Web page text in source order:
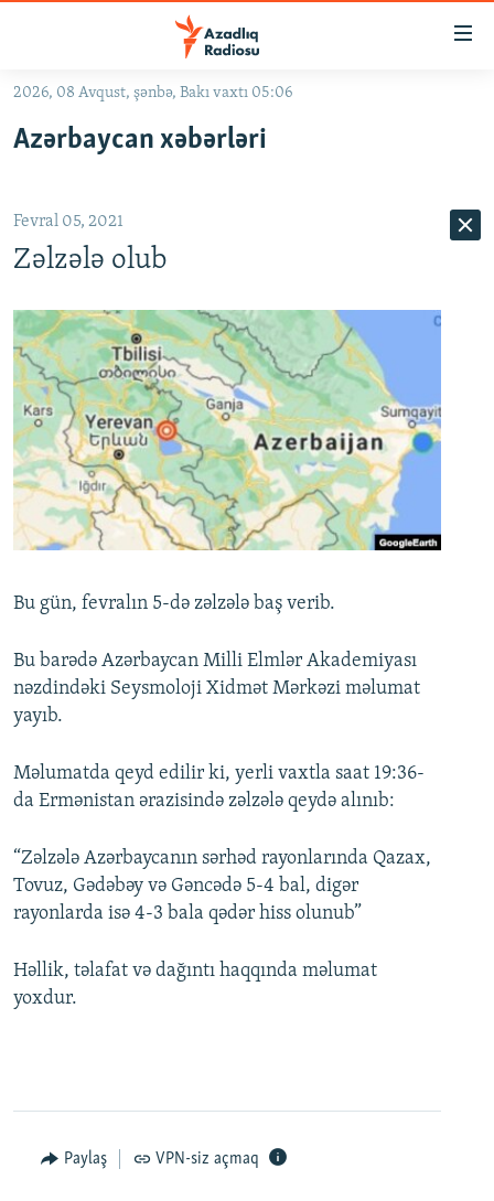
Əsas
qayıt
qayıt
Axtarışa
QANUNI DOĞRU
ARAŞDIRMA
MULTIMEDIA
VIDEO
FOTOQALEREYA
İNFOQRAFIKA
KARIKATURA
RADIO ARXIV
OXU ZALI
AZƏRBAYCAN ƏDƏBIYYATI KITABXANASI
İSLAM VƏ DEMOKRATIYA
İZ - MƏDƏNIYYƏT PROQRAMI
HAQQIMIZDA
MISSIYAMIZ
PEŞƏ ETIKASI VƏ JURNALISTIKA STANDARTLARIMIZ
MATERIALLARIMIZDAN ISTIFADƏ
XƏBƏR BÜLLETENLƏRIMIZ
BIZI IZLƏ
2026, 08 Avqust, şənbə, Bakı vaxtı 05:06
Azərbaycan xəbərləri
Fevral 05, 2021
Zəlzələ olub
Bu gün, fevralın 5-də zəlzələ baş verib.
Bu barədə Azərbaycan Milli Elmlər Akademiyası
nəzdindəki Seysmoloji Xidmət Mərkəzi məlumat
yayıb.
Məlumatda qeyd edilir ki, yerli vaxtla saat 19:36-
da Ermənistan ərazisində zəlzələ qeydə alınıb:
“Zəlzələ Azərbaycanın sərhəd rayonlarında Qazax,
Tovuz, Gədəbəy və Gəncədə 5-4 bal, digər
rayonlarda isə 4-3 bala qədər hiss olunub”
Həllik, təlafat və dağıntı haqqında məlumat
yoxdur.
Paylaş VPN-siz açmaq